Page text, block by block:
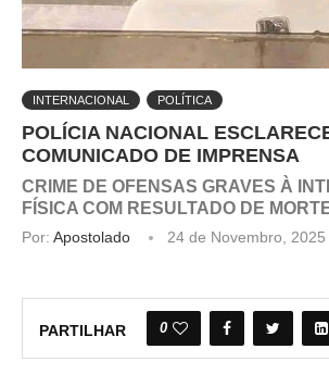
INTERNACIONAL POLÍTICA
POLÍCIA NACIONAL
COMUNICADO DE IMPRENSA
CRIME DE OFENSAS GRAVES À
FÍSICA COM RESULTADO DE
Por: Apostolado 24 de Novembro, 2025
PARTILHAR 0